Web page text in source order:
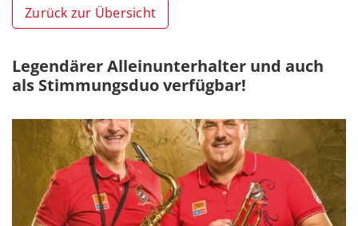
Zurück zur Übersicht
Legendärer Alleinunterhalter und auch
als Stimmungsduo verfügbar!